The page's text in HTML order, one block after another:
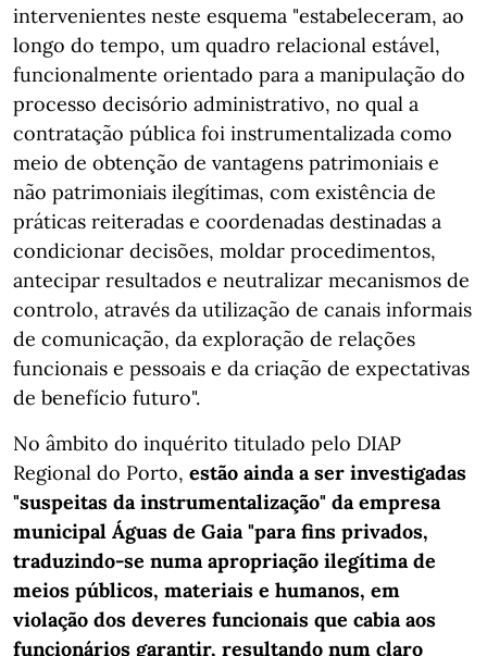
intervenientes neste esquema "estabeleceram, ao
longo do tempo, um quadro relacional estável,
funcionalmente orientado para a manipulação do
processo decisório administrativo, no qual a
contratação pública foi instrumentalizada como
meio de obtenção de vantagens patrimoniais e
não patrimoniais ilegítimas, com existência de
práticas reiteradas e coordenadas destinadas a
condicionar decisões, moldar procedimentos,
antecipar resultados e neutralizar mecanismos de
controlo, através da utilização de canais informais
de comunicação, da exploração de relações
funcionais e pessoais e da criação de expectativas
de benefício futuro".
No âmbito do inquérito titulado pelo DIAP
Regional do Porto, estão ainda a ser investigadas
"suspeitas da instrumentalização" da empresa
municipal Águas de Gaia "para fins privados,
traduzindo-se numa apropriação ilegítima de
meios públicos, materiais e humanos, em
violação dos deveres funcionais que cabia aos
funcionários garantir, resultando num claro